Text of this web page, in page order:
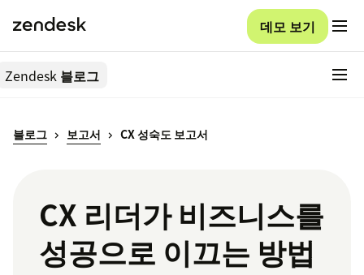
데모 보기
Zendesk 블로그
블로그 보고서 CX 성숙도 보고서
CX 리더가 비즈니스를
성공으로 이끄는 방법